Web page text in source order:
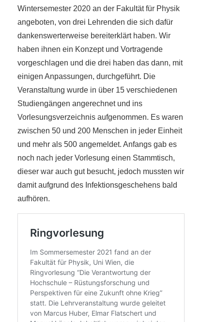
Wintersemester 2020 an der Fakultät für Physik
angeboten, von drei Lehrenden die sich dafür
dankenswerterweise bereiterklärt haben. Wir
haben ihnen ein Konzept und Vortragende
vorgeschlagen und die drei haben das dann, mit
einigen Anpassungen, durchgeführt. Die
Veranstaltung wurde in über 15 verschiedenen
Studiengängen angerechnet und ins
Vorlesungsverzeichnis aufgenommen. Es waren
zwischen 50 und 200 Menschen in jeder Einheit
und mehr als 500 angemeldet. Anfangs gab es
noch nach jeder Vorlesung einen Stammtisch,
dieser war auch gut besucht, jedoch mussten wir
damit aufgrund des Infektionsgeschehens bald
aufhören.